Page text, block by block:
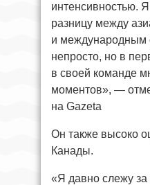
интенсивностью.
разницу между
и международным
непросто, но в
в своей команде
моментов», —
на Gazeta
Он также высоко
Канады.
«Я давно слежу